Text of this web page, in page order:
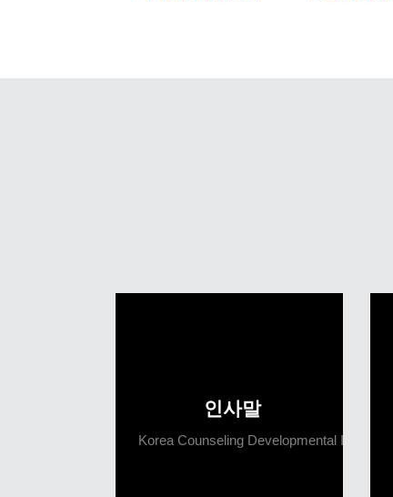
인사말
Korea Counseling Developmental Institute